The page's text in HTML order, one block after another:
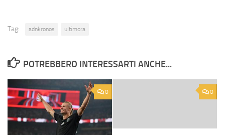
Tag: adnkronos ultimora
POTREBBERO INTERESSARTI ANCHE...
0 0